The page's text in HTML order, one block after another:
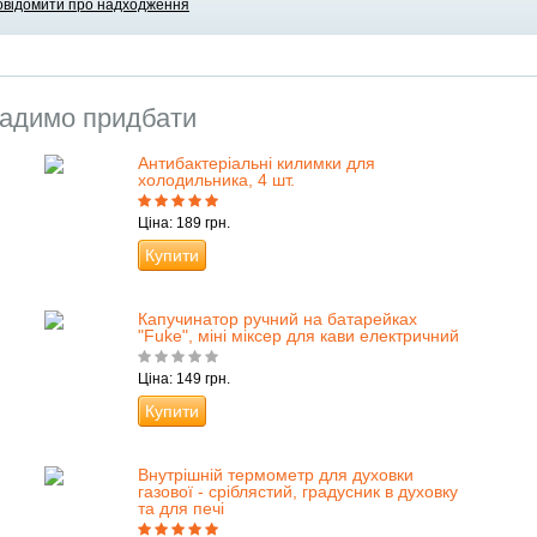
про надходження
придбати
Антибактеріальні килимки для
холодильника, 4 шт.
Ціна: 189 грн.
Купити
Капучинатор ручний на батарейках
"Fuke", міні міксер для кави електричний
Ціна: 149 грн.
Купити
Внутрішній термометр для духовки
газової - сріблястий, градусник в духовку
та для печі